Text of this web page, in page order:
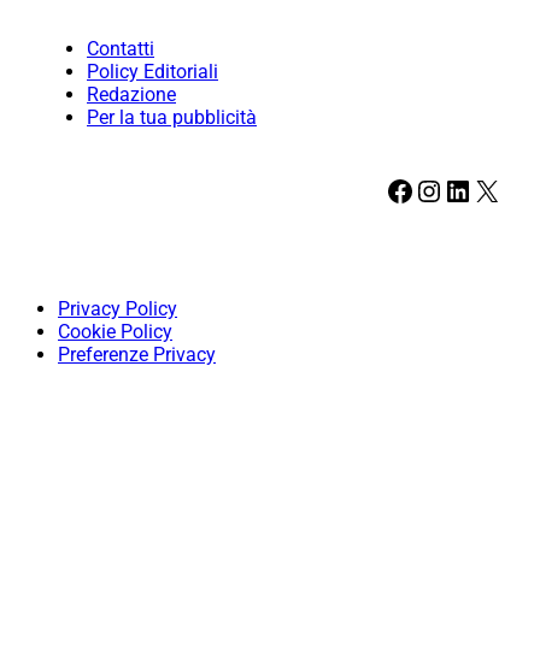
Contatti
Policy Editoriali
Redazione
Per la tua pubblicità
Facebook Instagram LinkedIn X
Privacy Policy
Cookie Policy
Preferenze Privacy